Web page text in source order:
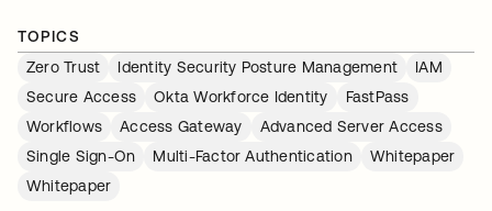
TOPICS
Zero Trust
Identity Security Posture Management
IAM
Secure Access
Okta Workforce Identity
FastPass
Workflows
Access Gateway
Advanced Server Access
Single Sign-On
Multi-Factor Authentication
Whitepaper
Whitepaper